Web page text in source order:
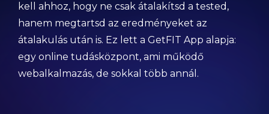
kell ahhoz, hogy ne csak átalakítsd a tested,
hanem megtartsd az eredményeket az
átalakulás után is. Ez lett a GetFIT App alapja:
egy online tudásközpont, ami működő
webalkalmazás, de sokkal több annál.